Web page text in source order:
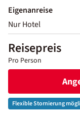
Eigenanreise
Nur Hotel
Reisepreis
Pro Person
Flexible Stornierung